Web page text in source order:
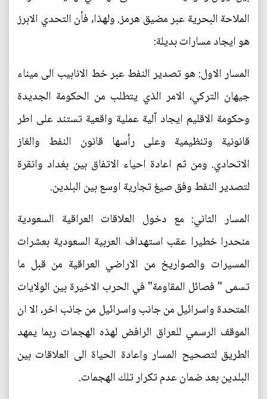
الملاحة البحرية عبر مضيق هرمز. ولهذا، فأن التحدي الابرز
هو ايجاد مسارات بديلة:
المسار الاول: هو تصدير النفط عبر خط الانابيب الى ميناء
جيهان التركي، الامر الذي يتطلب من الحكومة الجديدة
وحكومة الاقليم ايجاد آلية عملية واقعية تستند على اطر
قانونية وتنظيمية وعلى رأسها قانون النفط والغاز
الاتحادي. ومن ثم اعادة احياء الاتفاق بين بغداد وانقرة
لتصدير النفط وفق صيغ تجارية اوسع بين البلدين.
المسار الثاني: مع دخول العلاقات العراقية السعودية
منحدرا خطيرا عقب استهداف العربية السعودية بعشرات
المسيرات والصواريخ من الاراضي العراقية من قبل ما
تسمى " فصائل المقاومة" في الحرب الاخيرة بين الولايات
المتحدة واسرائيل من جانب واسرائيل من جانب اخر، الا ان
الموقف الرسمي للعراق الرافض لهذه الهجمات ربما يمهد
الطريق لتصحيح المسار واعادة الحياة الى العلاقات بين
البلدين بعد ضمان عدم تكرار تلك الهجمات.